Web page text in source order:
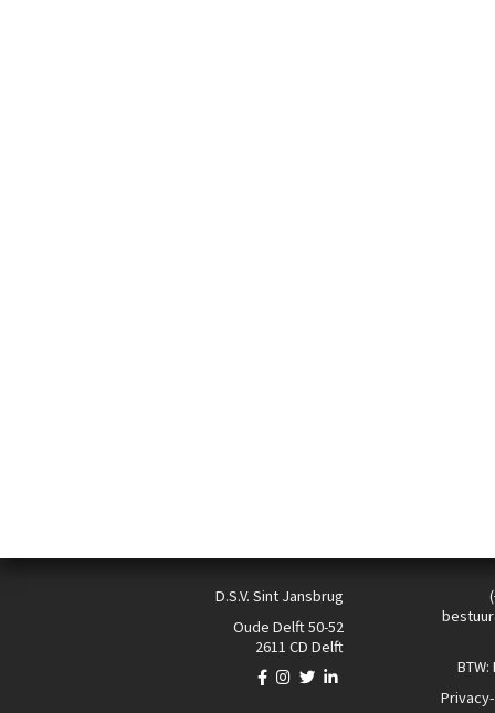
D.S.V. Sint Jansbrug
Oude Delft 50-52
2611 CD Delft